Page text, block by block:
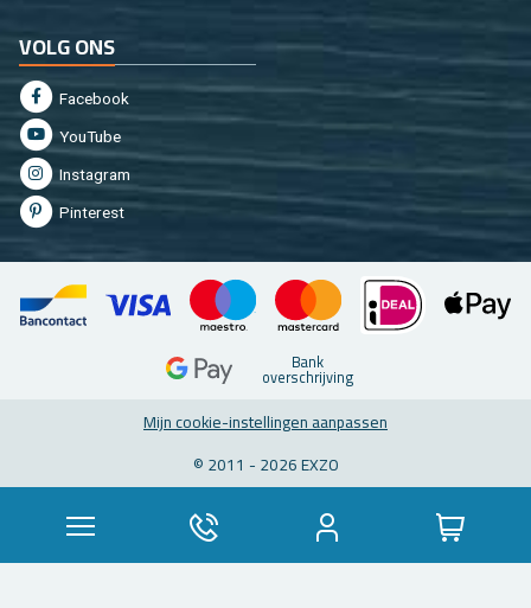
VOLG ONS
Fa­cebook
You­Tu­be
In­st­agram
Pin­te­rest
Bank
over­schrij­ving
Mijn coo­kie-in­stel­lin­gen aan­pas­sen
© 2011 - 2026 EXZO